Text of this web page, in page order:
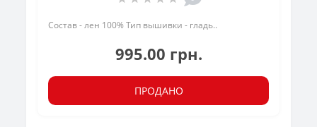
Состав - лен 100% Тип вышивки - гладь..
995.00 грн.
ПРОДАНО